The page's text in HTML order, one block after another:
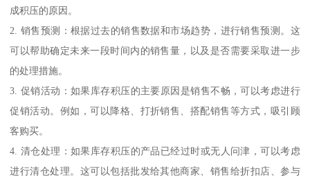
成积压的原因。
2. 销售预测：根据过去的销售数据和市场趋势，进行销售预测。这
可以帮助确定未来一段时间内的销售量，以及是否需要采取进一步
的处理措施。
3. 促销活动：如果库存积压的主要原因是销售不畅，可以考虑进行
促销活动。例如，可以降格、打折销售、搭配销售等方式，吸引顾
客购买。
4. 清仓处理：如果库存积压的产品已经过时或无人问津，可以考虑
进行清仓处理。这可以包括批发给其他商家、销售给折扣店、参与